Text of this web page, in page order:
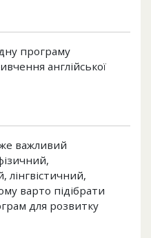
програму
англійської
важливий
лінгвістичний,
варто підібрати
для розвитку